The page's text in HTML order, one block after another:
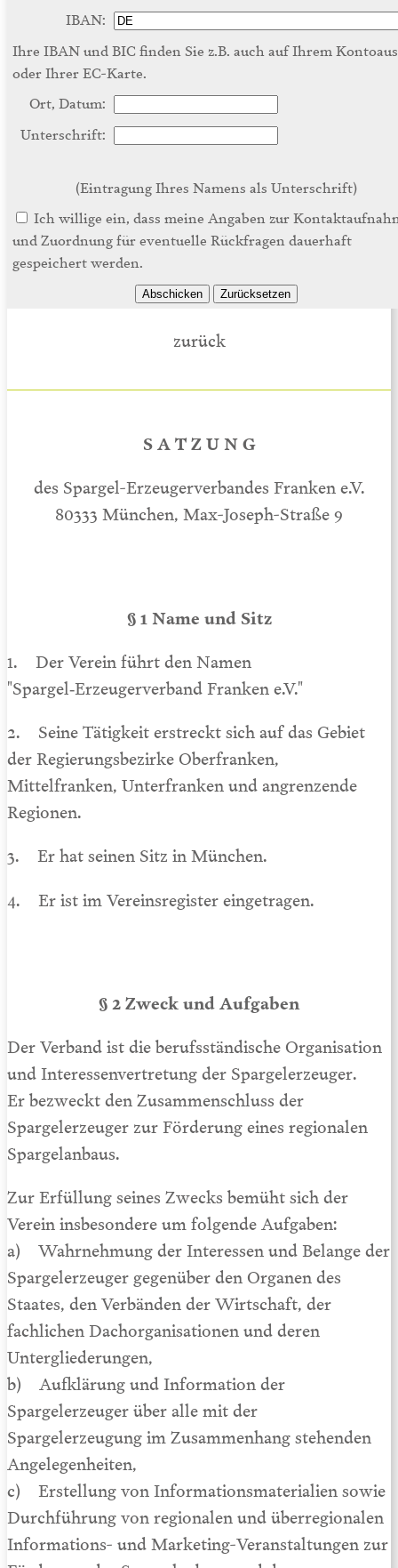
IBAN:
Ihre IBAN und BIC finden Sie z.B. auch auf Ihrem
oder Ihrer EC-Karte.
Ort, Datum:
Unterschrift:
(Eintragung Ihres Namens als Unterschrift)
Ich willige ein, dass meine Angaben zur
und Zuordnung für eventuelle Rückfragen dauerhaft
gespeichert werden.
zurück
S A T Z U N G
des Spargel-Erzeugerverbandes Franken e.V.
80333 München, Max-Joseph-Straße 9
§ 1 Name und Sitz
1. Der Verein führt den Namen
"Spargel‑Erzeugerverband Franken e.V."
2. Seine Tätigkeit erstreckt sich auf das Gebiet
der Regierungsbezirke Oberfranken,
Mittelfranken, Unterfranken und angrenzende
Regionen.
3. Er hat seinen Sitz in München.
4. Er ist im Vereinsregister eingetragen.
§ 2 Zweck und Aufgaben
Der Verband ist die berufsständische Organisation
und Interessenvertretung der Spargelerzeuger.
Er bezweckt den Zusammenschluss der
Spargelerzeuger zur Förderung eines regionalen
Spargelanbaus.
Zur Erfüllung seines Zwecks bemüht sich der
Verein insbesondere um folgende Aufgaben:
a) Wahrnehmung der Interessen und Belange der
Spargelerzeuger gegenüber den Organen des
Staates, den Verbänden der Wirtschaft, der
fachlichen Dachorganisationen und deren
Untergliederungen,
b) Aufklärung und Information der
Spargelerzeuger über alle mit der
Spargelerzeugung im Zusammenhang stehenden
Angelegenheiten,
c) Erstellung von Informationsmaterialien sowie
Durchführung von regionalen und überregionalen
Informations- und Marketing-Veranstaltungen zur